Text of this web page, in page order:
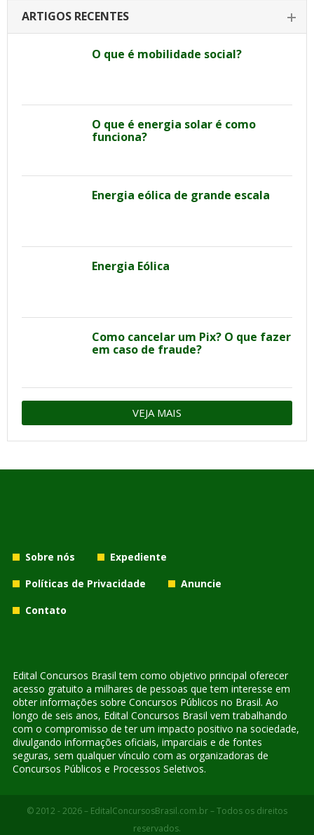
ARTIGOS RECENTES
O que é mobilidade social?
O que é energia solar é como
funciona?
Energia eólica de grande escala
Energia Eólica
Como cancelar um Pix? O que fazer
em caso de fraude?
VEJA MAIS
Sobre nós
Expediente
Políticas de Privacidade
Anuncie
Contato
Edital Concursos Brasil tem como objetivo principal oferecer
acesso gratuito a milhares de pessoas que tem interesse em
obter informações sobre Concursos Públicos no Brasil. Ao
longo de seis anos, Edital Concursos Brasil vem trabalhando
com o compromisso de ter um impacto positivo na sociedade,
divulgando informações oficiais, imparciais e de fontes
seguras, sem qualquer vínculo com as organizadoras de
Concursos Públicos e Processos Seletivos.
© 2012 - 2026 – EditalConcursosBrasil.com.br – Todos os direitos
reservados.